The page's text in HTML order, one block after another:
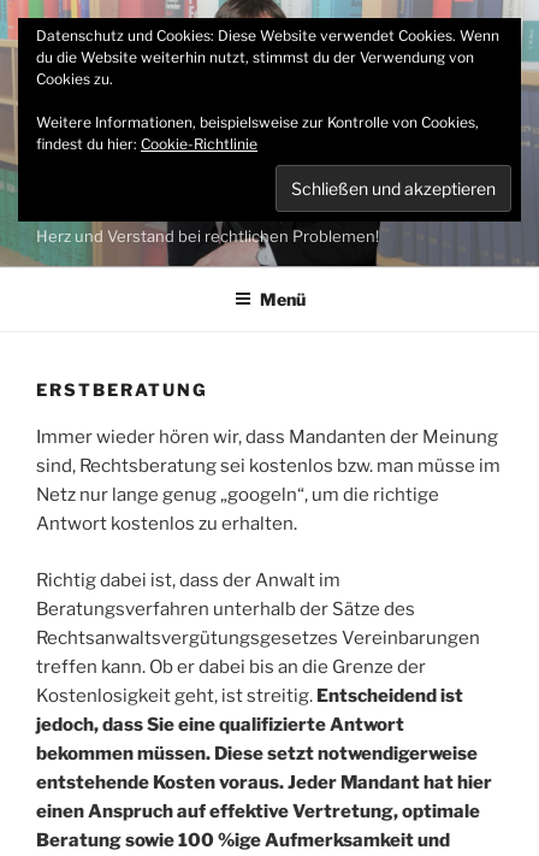
Zum
Inhalt
springen
RECHTSANWALTSKANZLEI
CHRISTOPH MÜLLER
SPEZIALISIERT AUF
FAMILIEN- UND
ARBEITSRECHT
Die Rechtsanwaltskanzlei Christoph Müller berät Sie gern mit
Herz und Verstand bei rechtlichen Problemen!
Menü
ERSTBERATUNG
Immer wieder hören wir, dass Mandanten der Meinung
sind, Rechtsberatung sei kostenlos bzw. man müsse im
Netz nur lange genug „googeln“, um die richtige
Antwort kostenlos zu erhalten.
Richtig dabei ist, dass der Anwalt im
Beratungsverfahren unterhalb der Sätze des
Rechtsanwaltsvergütungsgesetzes Vereinbarungen
treffen kann. Ob er dabei bis an die Grenze der
Kostenlosigkeit geht, ist streitig. Entscheidend ist
jedoch, dass Sie eine qualifizierte Antwort
bekommen müssen. Diese setzt notwendigerweise
entstehende Kosten voraus. Jeder Mandant hat hier
einen Anspruch auf effektive Vertretung, optimale
Beratung sowie 100 %ige Aufmerksamkeit und
Datenschutz und Cookies: Diese Website verwendet Cookies. Wenn
du die Website weiterhin nutzt, stimmst du der Verwendung von
Cookies zu.
Weitere Informationen, beispielsweise zur Kontrolle von Cookies,
findest du hier: Cookie-Richtlinie